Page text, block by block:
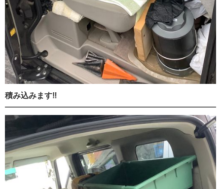
積み込みます‼️